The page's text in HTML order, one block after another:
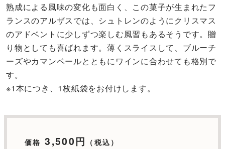
熟成による風味の変化も面白く、この菓子が生まれたフ
ランスのアルザスでは、シュトレンのようにクリスマス
のアドベントに少しずつ楽しむ風習もあるそうです。贈
り物としても喜ばれます。薄くスライスして、ブルーチ
ーズやカマンベールとともにワインに合わせても格別で
す。
※1本につき、1枚紙袋をお付けします。
価格 3,500円 （税込）